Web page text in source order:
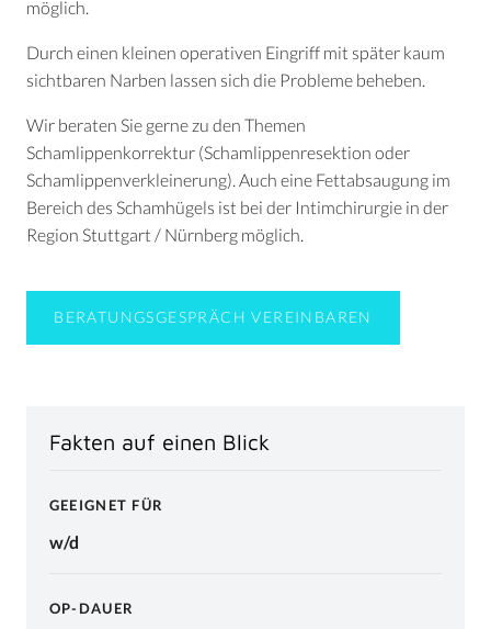
möglich.
Durch einen kleinen operativen Eingriff mit später kaum
sichtbaren Narben lassen sich die Probleme beheben.
Wir beraten Sie gerne zu den Themen
Schamlippenkorrektur (Schamlippenresektion oder
Schamlippenverkleinerung). Auch eine Fettabsaugung im
Bereich des Schamhügels ist bei der Intimchirurgie in der
Region Stuttgart / Nürnberg möglich.
BERATUNGSGESPRÄCH VEREINBAREN
Fakten auf einen Blick
GEEIGNET FÜR
w/d
OP-DAUER